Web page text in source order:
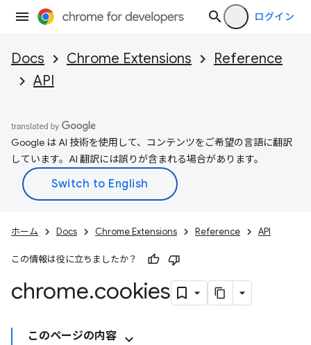
ログイン
Docs Chrome Extensions
Reference
API
Google は AI 技術を使用して、コンテンツをご希望の言語に翻訳
しています。AI 翻訳には誤りが含まれる場合があります。
ホーム Docs Chrome Extensions Reference API
この情報は役に立ちましたか？
chrome.cookies
このページの内容